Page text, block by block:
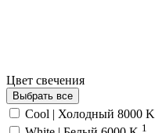
Цвет свечения
Выбрать все
Cool | Холодный 8000 K
1